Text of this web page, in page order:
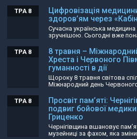
Цифровізація
здоров’ям через
ТРА 8
Сучасна українська
зручнішою. Сьогодні вже
8 травня –
Хреста і Червоного
гуманності в дії
ТРА 8
Щороку 8 травня світова
Міжнародний день
Просвіт пам’яті:
подвиг бойової
Гриценко
ТРА 8
Чернігівщина вшановує
музейниці за фахом, яка